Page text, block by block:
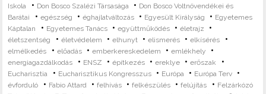
Iskola
• Don Bosco Szalézi Társasága • Don Bosco Voltnövendékei és
Barátai
• egészség • éghajlatváltozás • Egyesült Királyság • Egyetemes
Káptalan
• Egyetemes Tanács • együttműködés •életrajz •
életszentség • életvédelem • elhunyt •elismerés •elkísérés •
elmélkedés • előadás • emberkereskedelem •emlékhely •
energiagazdálkodás • ENSZ • építkezés •ereklye •erőszak •
Eucharisztia • Eucharisztikus Kongresszus • Európa • Európa Terv •
évforduló • Fabio Attard • felhívás •felkészülés •felújítás • Felzárkózó